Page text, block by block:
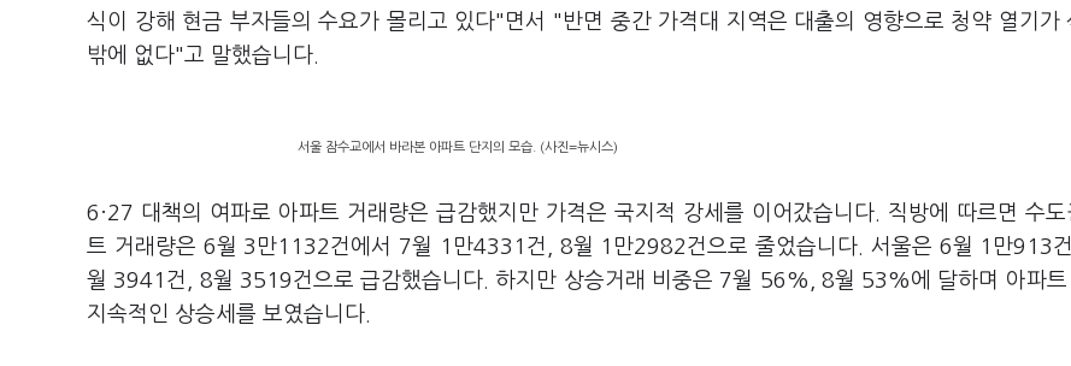
식이 강해 현금 부자들의 수요가 몰리고 있다"면서 "반면 중간 가격대 지역은 대출의 영향으로 청약 열기가
밖에 없다"고 말했습니다.
서울 잠수교에서 바라본 아파트 단지의 모습. (사진=뉴시스)
6·27 대책의 여파로 아파트 거래량은 급감했지만 가격은 국지적 강세를 이어갔습니다. 직방에 따르면 수
트 거래량은 6월 3만1132건에서 7월 1만4331건, 8월 1만2982건으로 줄었습니다. 서울은 6월 1만913
월 3941건, 8월 3519건으로 급감했습니다. 하지만 상승거래 비중은 7월 56%, 8월 53%에 달하며 아파트
지속적인 상승세를 보였습니다.